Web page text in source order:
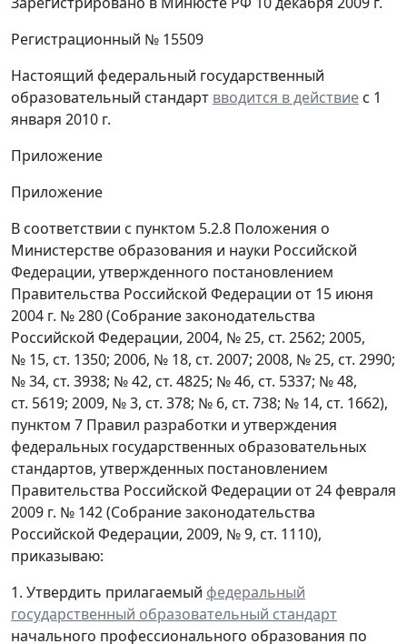
Регистрационный № 15509
Настоящий федеральный государственный
образовательный стандарт вводится в действие с 1
января 2010 г.
Приложение
Приложение
В соответствии с пунктом 5.2.8 Положения о
Министерстве образования и науки Российской
Федерации, утвержденного постановлением
Правительства Российской Федерации от 15 июня
2004 г. № 280 (Собрание законодательства
Российской Федерации, 2004, № 25, ст. 2562; 2005,
№ 15, ст. 1350; 2006, № 18, ст. 2007; 2008, № 25, ст. 2990;
№ 34, ст. 3938; № 42, ст. 4825; № 46, ст. 5337; № 48,
ст. 5619; 2009, № 3, ст. 378; № 6, ст. 738; № 14, ст. 1662),
пунктом 7 Правил разработки и утверждения
федеральных государственных образовательных
стандартов, утвержденных постановлением
Правительства Российской Федерации от 24 февраля
2009 г. № 142 (Собрание законодательства
Российской Федерации, 2009, № 9, ст. 1110),
приказываю:
1. Утвердить прилагаемый федеральный
государственный образовательный стандарт
начального профессионального образования по